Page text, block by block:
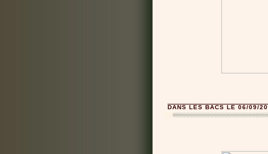
DANS LES BACS LE 06/09/